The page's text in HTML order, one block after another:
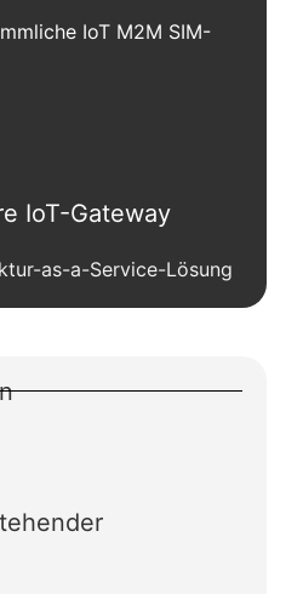
IoT M2M SIM-
IoT-Gateway
as-a-Service-Lösung